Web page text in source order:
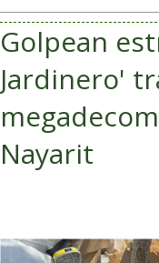
Golpean
Jardinero'
Nayarit